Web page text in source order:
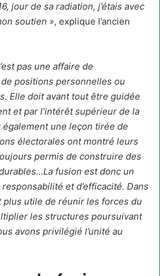
jour de sa radiation, j’étais avec
soutien », explique l’ancien
pas une affaire de
positions personnelles ou
Elle doit avant tout être guidée
et par l’intérêt supérieur de la
une leçon tirée de
électorales ont montré leurs
permis de construire des
fusion est donc un
et d’efficacité. Dans
utile de réunir les forces du
les structures poursuivant
avons privilégié l’unité au